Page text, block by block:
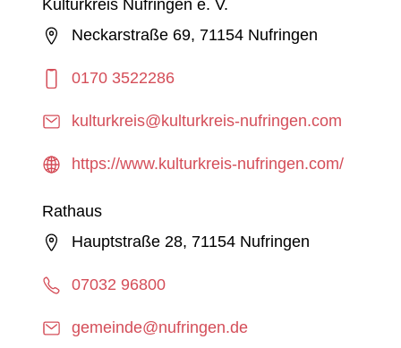
Kulturkreis Nufringen e. V.
Neckarstraße 69, 71154 Nufringen
0170 3522286
kulturkreis@kulturkreis-nufringen.com
https://www.kulturkreis-nufringen.com/
Rathaus
Hauptstraße 28, 71154 Nufringen
07032 96800
gemeinde@nufringen.de